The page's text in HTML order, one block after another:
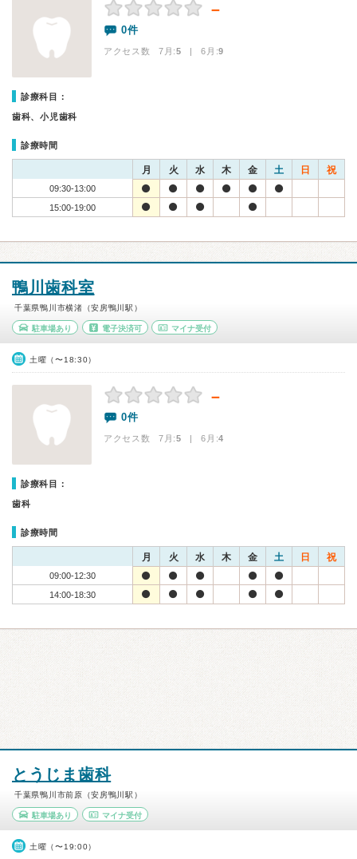
－
0件
アクセス数 7月:5 | 6月:9
診療科目：
歯科、小児歯科
診療時間
月 火 水 木 金 土 日 祝
09:30-13:00
15:00-19:00
鴨川歯科室
千葉県鴨川市横渚（安房鴨川駅）
駐車場あり 電子決済可 マイナ受付
土曜（〜18:30）
－
0件
アクセス数 7月:5 | 6月:4
診療科目：
歯科
診療時間
月 火 水 木 金 土 日 祝
09:00-12:30
14:00-18:30
とうじま歯科
千葉県鴨川市前原（安房鴨川駅）
駐車場あり マイナ受付
土曜（〜19:00）